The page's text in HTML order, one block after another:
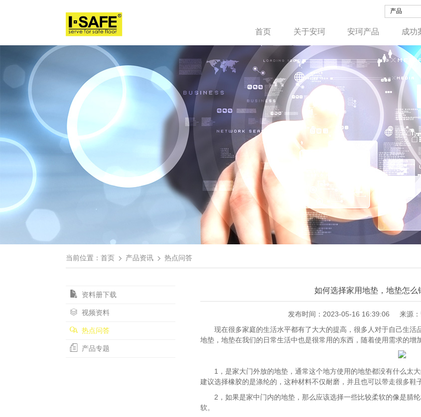
首页 关于安珂 安珂产品 成功
当前位置： 首页 产品资讯 热点问答
资料册下载
视频资料
热点问答
产品专题
如何选择家用地垫，地垫怎
发布时间：2023-05-16 16:39:06 来源
现在很多家庭的生活水平都有了大大的提高，很多人对于自己生活
地垫，地垫在我们的日常生活中也是很常用的东西，随着使用需求的增
1，是家大门外放的地垫，通常这个地方使用的地垫都没有什么太
建议选择橡胶的是涤纶的，这种材料不仅耐磨，并且也可以带走很多鞋
2，如果是家中门内的地垫，那么应该选择一些比较柔软的像是腈
软。